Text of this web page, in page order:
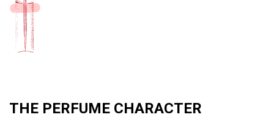
THE PERFUME CHARACTER